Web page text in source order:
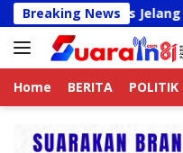
Langsung
ke
konten
Breaking News
Jelang HUT RI
Home BERITA POLITIK